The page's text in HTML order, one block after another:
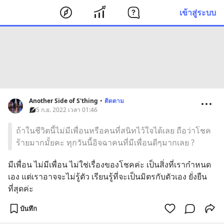
เข้าสู่ระบบ
Another Side of S'thing • ติดตาม
5 ก.ย. 2022 เวลา 01:46
ถ้าในชีวิตนี้ไม่มีเพื่อนหรือคนที่สนิทไว้ใจได้เลย ถือว่าโชค
ร้ายมากมั้ยคะ ทุกวันนี้อิจฉาคนที่มีเพื่อนดีๆมากเลย ?
มีเพื่อน ไม่มีเพื่อน ไม่ใช่เรื่องของโชคค่ะ เป็นสิ่งที่เรากำหนด
เอง แต่เราอาจจะไม่รู้ตัว เรียนรู้ที่จะเป็นมิตรกับตัวเอง ยั่งยืน
ที่สุดค่ะ
บันทึก